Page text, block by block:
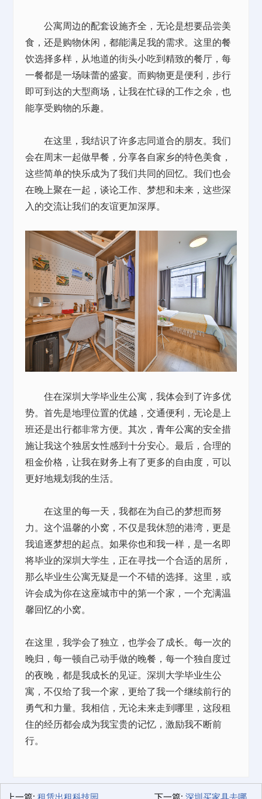
公寓周边的配套设施齐全，无论是想要品尝美
食，还是购物休闲，都能满足我的需求。这里的餐
饮选择多样，从地道的街头小吃到精致的餐厅，每
一餐都是一场味蕾的盛宴。而购物更是便利，步行
即可到达的大型商场，让我在忙碌的工作之余，也
能享受购物的乐趣。
在这里，我结识了许多志同道合的朋友。我们
会在周末一起做早餐，分享各自家乡的特色美食，
这些简单的快乐成为了我们共同的回忆。我们也会
在晚上聚在一起，谈论工作、梦想和未来，这些深
入的交流让我们的友谊更加深厚。
住在深圳大学毕业生公寓，我体会到了许多优
势。首先是地理位置的优越，交通便利，无论是上
班还是出行都非常方便。其次，青年公寓的安全措
施让我这个独居女性感到十分安心。最后，合理的
租金价格，让我在财务上有了更多的自由度，可以
更好地规划我的生活。
在这里的每一天，我都在为自己的梦想而努
力。这个温馨的小窝，不仅是我休憩的港湾，更是
我追逐梦想的起点。如果你也和我一样，是一名即
将毕业的深圳大学生，正在寻找一个合适的居所，
那么毕业生公寓无疑是一个不错的选择。这里，或
许会成为你在这座城市中的第一个家，一个充满温
馨回忆的小窝。
在这里，我学会了独立，也学会了成长。每一次的
晚归，每一顿自己动手做的晚餐，每一个独自度过
的夜晚，都是我成长的见证。深圳大学毕业生公
寓，不仅给了我一个家，更给了我一个继续前行的
勇气和力量。我相信，无论未来走到哪里，这段租
住的经历都会成为我宝贵的记忆，激励我不断前
行。
上一篇: 下一篇: